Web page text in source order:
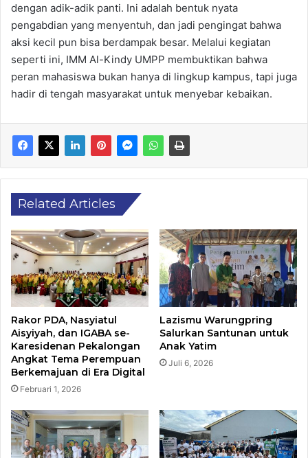
dengan adik-adik panti. Ini adalah bentuk nyata
pengabdian yang menyentuh, dan jadi pengingat bahwa
aksi kecil pun bisa berdampak besar. Melalui kegiatan
seperti ini, IMM Al-Kindy UMPP membuktikan bahwa
peran mahasiswa bukan hanya di lingkup kampus, tapi juga
hadir di tengah masyarakat untuk menyebar kebaikan.
Related Articles
Rakor PDA, Nasyiatul
Aisyiyah, dan IGABA se-
Karesidenan Pekalongan
Angkat Tema Perempuan
Berkemajuan di Era Digital
Februari 1, 2026
Lazismu Warungpring
Salurkan Santunan untuk
Anak Yatim
Juli 6, 2026